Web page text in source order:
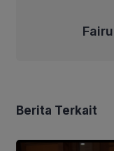
Berita Terkait